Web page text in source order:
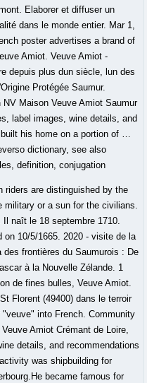
riders are distinguished by the
military or a sun for the civilians.
Il naît le 18 septembre 1710.
on 10/5/1665. 2020 - visite de la
des frontières du Saumurois : De
à la Nouvelle Zélande. 1
de fines bulles, Veuve Amiot.
Florent (49400) dans le terroir
into French. Community
Amiot Crémant de Loire,
details, and recommendations
was shipbuilding for
became famous for